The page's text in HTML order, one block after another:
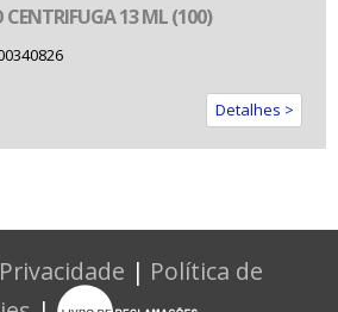
CENTRIFUGA 13 ML (100)
Detalhes >
| Política de